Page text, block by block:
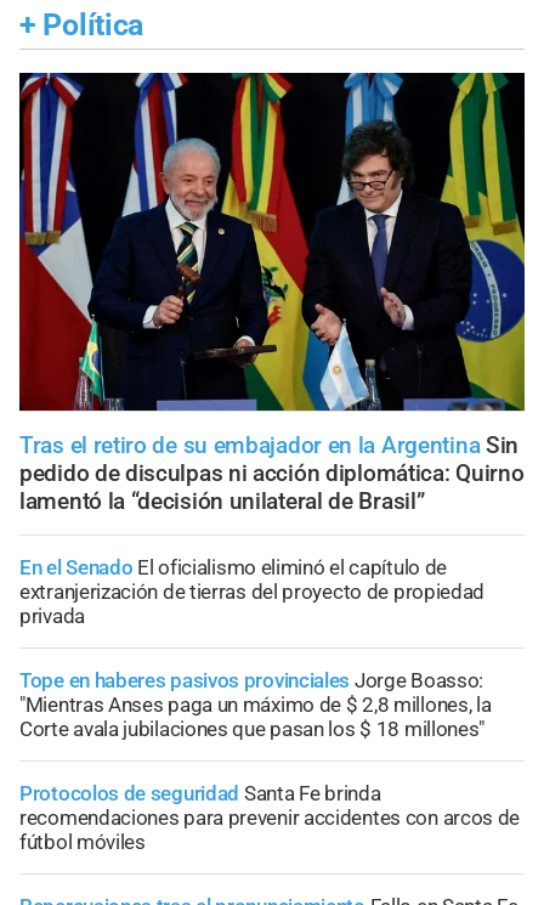
+ Política
Tras el retiro de su embajador en la Argentina Sin
pedido de disculpas ni acción diplomática: Quirno
lamentó la “decisión unilateral de Brasil”
En el Senado El oficialismo eliminó el capítulo de
extranjerización de tierras del proyecto de propiedad
privada
Tope en haberes pasivos provinciales Jorge Boasso:
"Mientras Anses paga un máximo de $ 2,8 millones, la
Corte avala jubilaciones que pasan los $ 18 millones"
Protocolos de seguridad Santa Fe brinda
recomendaciones para prevenir accidentes con arcos de
fútbol móviles